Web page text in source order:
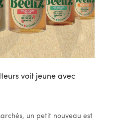
voit jeune avec
un petit nouveau est